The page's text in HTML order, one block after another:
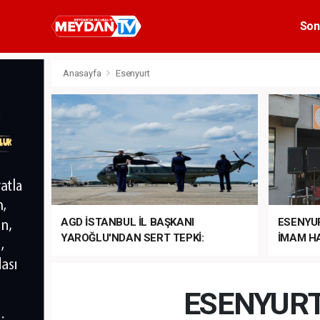
Anasayfa Esenyurt
AGD İSTANBUL İL BAŞKANI
YAROĞLU'NDAN SERT TEPKİ:
İMAM